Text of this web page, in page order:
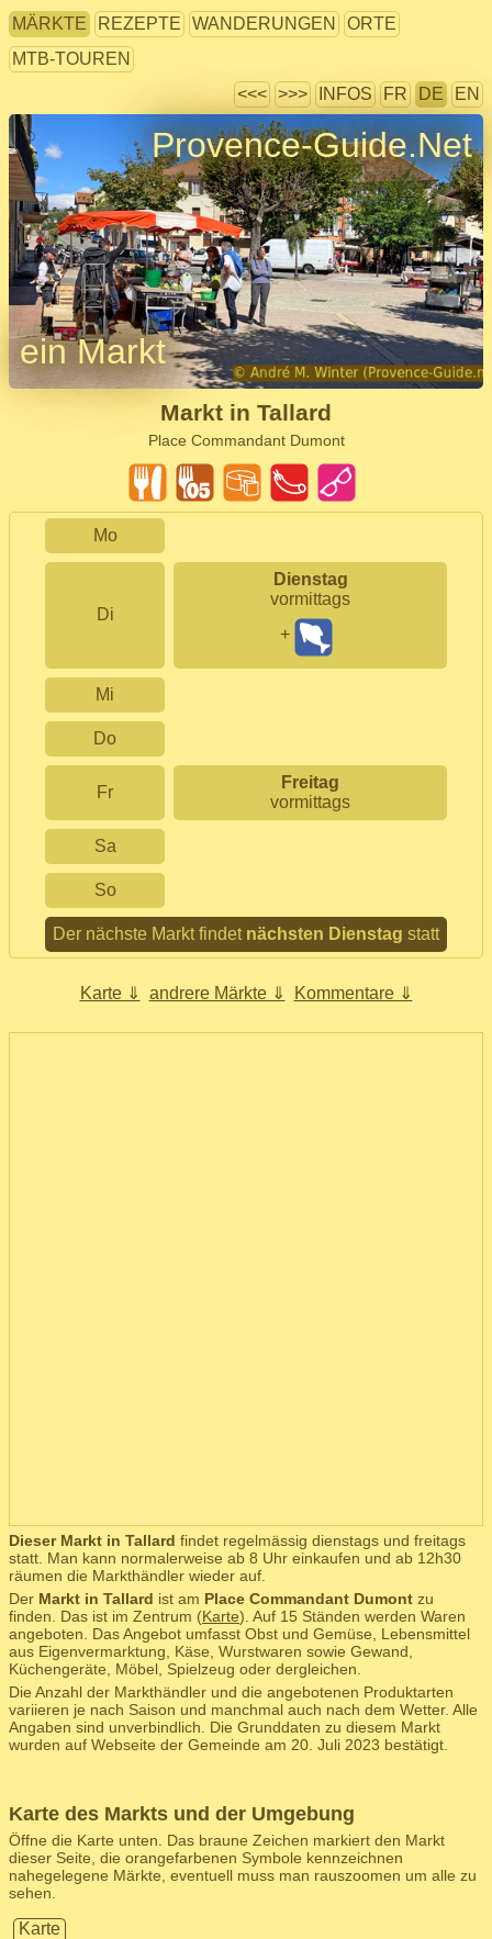
MÄRKTE REZEPTE WANDERUNGEN
ORTE
MTB-TOUREN
<<< >>> INFOS FR DE EN
Provence-Guide.Net
ein Markt
Markt in Tallard
Place Commandant Dumont
Mo
Di
Dienstag
vormittags
+
Mi
Do
Fr
Freitag
vormittags
Sa
So
Der nächste Markt findet nächsten Dienstag statt
Karte ⇓ andrere Märkte ⇓ Kommentare ⇓
Dieser Markt in Tallard findet regelmässig dienstags und freitags
statt. Man kann normalerweise ab 8 Uhr einkaufen und ab 12h30
räumen die Markthändler wieder auf.
Der Markt in Tallard ist am Place Commandant Dumont zu
finden. Das ist im Zentrum (Karte). Auf 15 Ständen werden Waren
angeboten. Das Angebot umfasst Obst und Gemüse, Lebensmittel
aus Eigenvermarktung, Käse, Wurstwaren sowie Gewand,
Küchengeräte, Möbel, Spielzeug oder dergleichen.
Die Anzahl der Markthändler und die angebotenen Produktarten
variieren je nach Saison und manchmal auch nach dem Wetter. Alle
Angaben sind unverbindlich. Die Grunddaten zu diesem Markt
wurden auf Webseite der Gemeinde am 20. Juli 2023 bestätigt.
Karte des Markts und der Umgebung
Öffne die Karte unten. Das braune Zeichen markiert den Markt
dieser Seite, die orangefarbenen Symbole kennzeichnen
nahegelegene Märkte, eventuell muss man rauszoomen um alle zu
sehen.
Karte